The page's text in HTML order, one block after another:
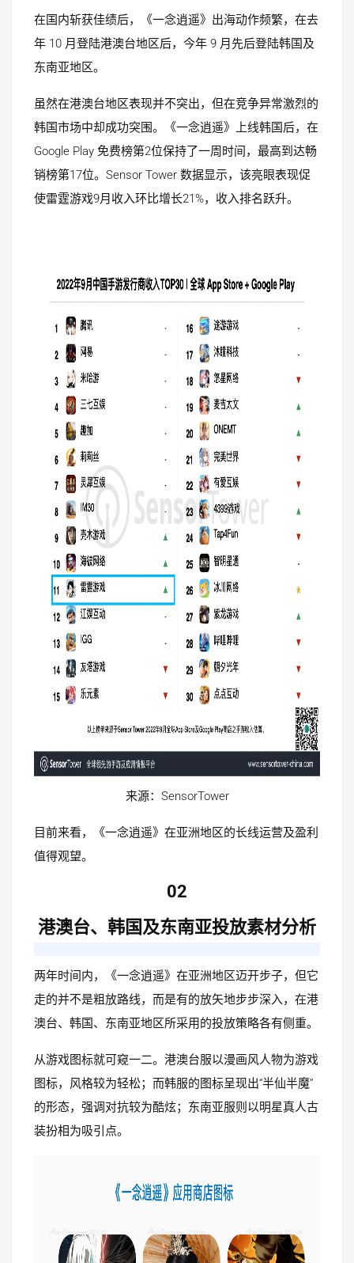
在国内斩获佳绩后，《一念逍遥》出海动作频繁，在去
年 10 月登陆港澳台地区后，今年 9 月先后登陆韩国及
东南亚地区。
虽然在港澳台地区表现并不突出，但在竞争异常激烈的
韩国市场中却成功突围。《一念逍遥》上线韩国后，在
Google Play 免费榜第2位保持了一周时间，最高到达畅
销榜第17位。Sensor Tower 数据显示，该亮眼表现促
使雷霆游戏9月收入环比增长21%，收入排名跃升。
来源：SensorTower
目前来看，《一念逍遥》在亚洲地区的长线运营及盈利
值得观望。
02
港澳台、韩国及东南亚投放素材分析
两年时间内，《一念逍遥》在亚洲地区迈开步子，但它
走的并不是粗放路线，而是有的放矢地步步深入，在港
澳台、韩国、东南亚地区所采用的投放策略各有侧重。
从游戏图标就可窥一二。港澳台服以漫画风人物为游戏
图标，风格较为轻松；而韩服的图标呈现出“半仙半魔”
的形态，强调对抗较为酷炫；东南亚服则以明星真人古
装扮相为吸引点。